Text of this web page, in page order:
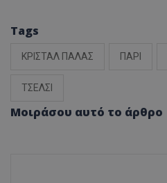
Tags
ΚΡΙΣΤΑΛ ΠΑΛΑΣ ΠΑΡΙ
ΤΣΕΛΣΙ
Μοιράσου αυτό το άρθρο